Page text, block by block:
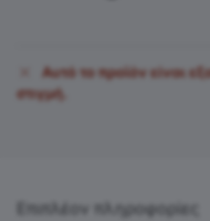
Αυτό το προϊόν είναι
στιγμή.
Επιπλέον πληροφορίες